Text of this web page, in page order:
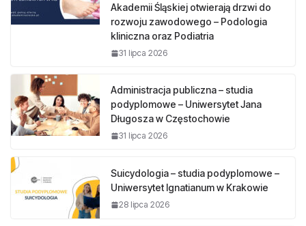
Akademii Śląskiej otwierają drzwi do
rozwoju zawodowego – Podologia
kliniczna oraz Podiatria
31 lipca 2026
Administracja publiczna – studia
podyplomowe – Uniwersytet Jana
Długosza w Częstochowie
31 lipca 2026
Suicydologia – studia podyplomowe –
Uniwersytet Ignatianum w Krakowie
28 lipca 2026